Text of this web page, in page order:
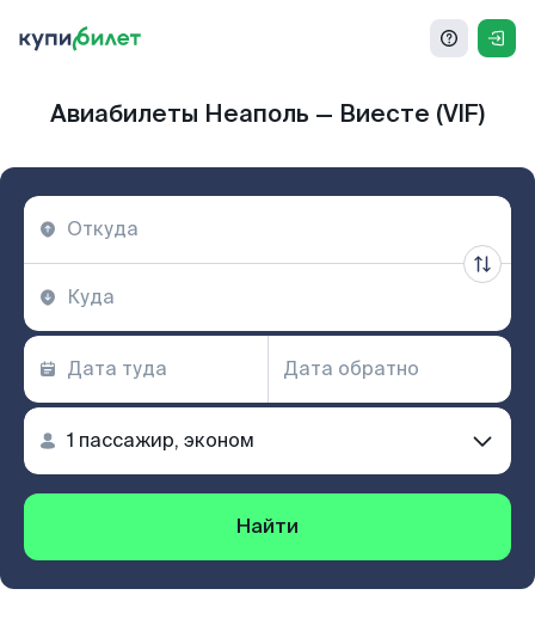
Авиабилеты Неаполь — Виесте (VIF)
Найти